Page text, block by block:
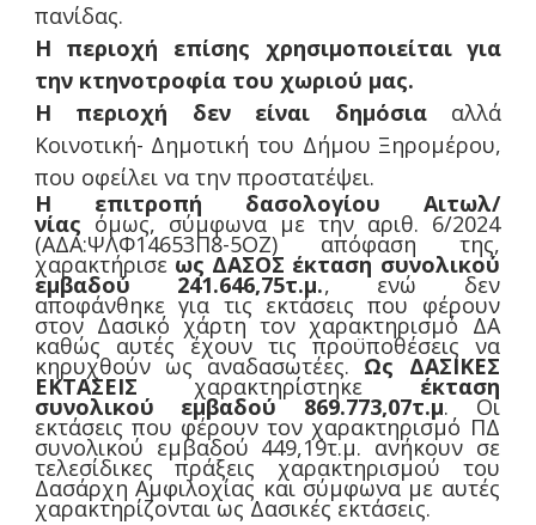
πανίδας.
Η περιοχή επίσης χρησιμοποιείται για
την κτηνοτροφία του χωριού μας.
Η περιοχή δεν είναι δημόσιααλλά
Κοινοτική- Δημοτική του Δήμου Ξηρομέρου,
που οφείλει να την προστατέψει.
Η επιτροπή δασολογίου Αιτωλ/
νίας όμως, σύμφωνα με την αριθ. 6/2024
(ΑΔΑ:ΨΛΦ14653Π8-5ΟΖ) απόφαση της,
χαρακτήρισε ως ΔΑΣΟΣ έκταση συνολικού
εμβαδού 241.646,75τ.μ., ενώ δεν
αποφάνθηκε για τις εκτάσεις που φέρουν
στον Δασικό χάρτη τον χαρακτηρισμό ΔΑ
καθώς αυτές έχουν τις προϋποθέσεις να
κηρυχθούν ως αναδασωτέες. Ως ΔΑΣΙΚΕΣ
ΕΚΤΑΣΕΙΣ χαρακτηρίστηκε έκταση
συνολικού εμβαδού 869.773,07τ.μ. Οι
εκτάσεις που φέρουν τον χαρακτηρισμό ΠΔ
συνολικού εμβαδού 449,19τ.μ. ανήκουν σε
τελεσίδικες πράξεις χαρακτηρισμού του
Δασάρχη Αμφιλοχίας και σύμφωνα με αυτές
χαρακτηρίζονται ως Δασικές εκτάσεις.